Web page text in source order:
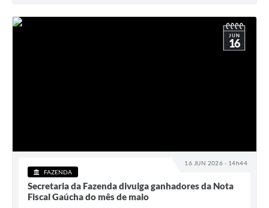
16 JUN 2026 - 14h44
JUN
16
FAZENDA
Secretaria da Fazenda divulga ganhadores da Nota
Fiscal Gaúcha do mês de maio